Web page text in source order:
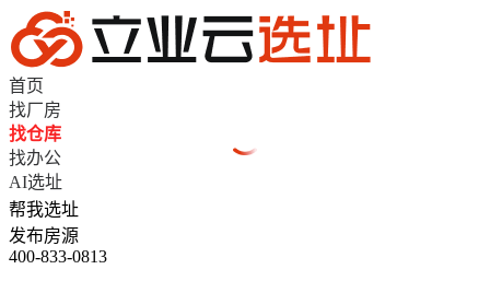
首页
找厂房
找仓库
找办公
AI选址
帮我选址
发布房源
400-833-0813